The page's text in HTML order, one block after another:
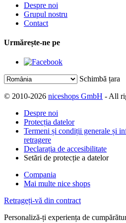
Despre noi
Grupul nostru
Contact
Urmărește-ne pe
Schimbă țara
© 2010-2026 niceshops GmbH - All
Despre noi
Protecția datelor
Termeni și condiții generale și
retragere
Declarația de accesibilitate
Setări de protecție a datelor
Compania
Mai multe nice shops
Retrageți-vă din contract
Personaliză-ți experiența de